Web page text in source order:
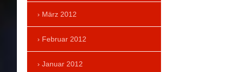
März 2012
Februar 2012
Januar 2012